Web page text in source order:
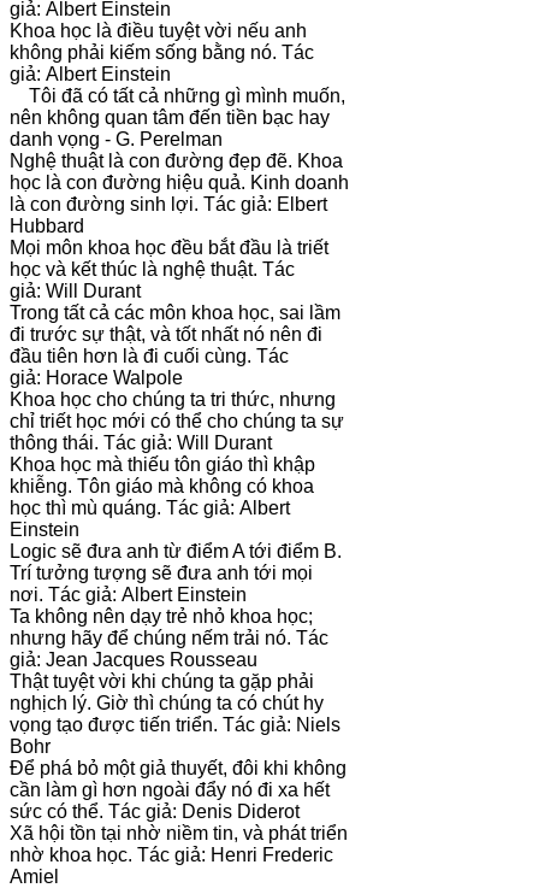
giả: Albert Einstein
Khoa học là điều tuyệt vời nếu anh
không phải kiếm sống bằng nó. Tác
giả: Albert Einstein
Tôi đã có tất cả những gì mình muốn,
nên không quan tâm đến tiền bạc hay
danh vọng - G. Perelman
Nghệ thuật là con đường đẹp đẽ. Khoa
học là con đường hiệu quả. Kinh doanh
là con đường sinh lợi. Tác giả: Elbert
Hubbard
Mọi môn khoa học đều bắt đầu là triết
học và kết thúc là nghệ thuật. Tác
giả: Will Durant
Trong tất cả các môn khoa học, sai lầm
đi trước sự thật, và tốt nhất nó nên đi
đầu tiên hơn là đi cuối cùng. Tác
giả: Horace Walpole
Khoa học cho chúng ta tri thức, nhưng
chỉ triết học mới có thể cho chúng ta sự
thông thái. Tác giả: Will Durant
Khoa học mà thiếu tôn giáo thì khập
khiễng. Tôn giáo mà không có khoa
học thì mù quáng. Tác giả: Albert
Einstein
Logic sẽ đưa anh từ điểm A tới điểm B.
Trí tưởng tượng sẽ đưa anh tới mọi
nơi. Tác giả: Albert Einstein
Ta không nên dạy trẻ nhỏ khoa học;
nhưng hãy để chúng nếm trải nó. Tác
giả: Jean Jacques Rousseau
Thật tuyệt vời khi chúng ta gặp phải
nghịch lý. Giờ thì chúng ta có chút hy
vọng tạo được tiến triển. Tác giả: Niels
Bohr
Để phá bỏ một giả thuyết, đôi khi không
cần làm gì hơn ngoài đẩy nó đi xa hết
sức có thể. Tác giả: Denis Diderot
Xã hội tồn tại nhờ niềm tin, và phát triển
nhờ khoa học. Tác giả: Henri Frederic
Amiel